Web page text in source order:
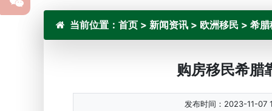
当前位置： 首页 > 新闻资讯 > 欧洲移民 > 希腊
购房移民希腊
发布时间：2023-11-07